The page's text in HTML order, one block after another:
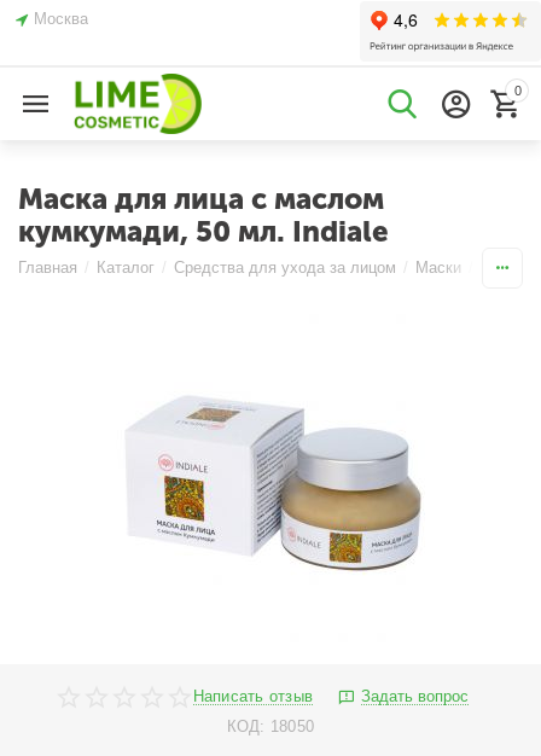
Москва
0
Маска для лица с маслом
кумкумади, 50 мл. Indiale
Главная / Каталог / Средства для ухода за лицом / Маски
Написать отзыв
Задать вопрос
КОД: 18050